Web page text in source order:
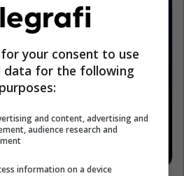
your consent to use
data for the following
purposes:
and content, advertising and
audience research and
information on a device